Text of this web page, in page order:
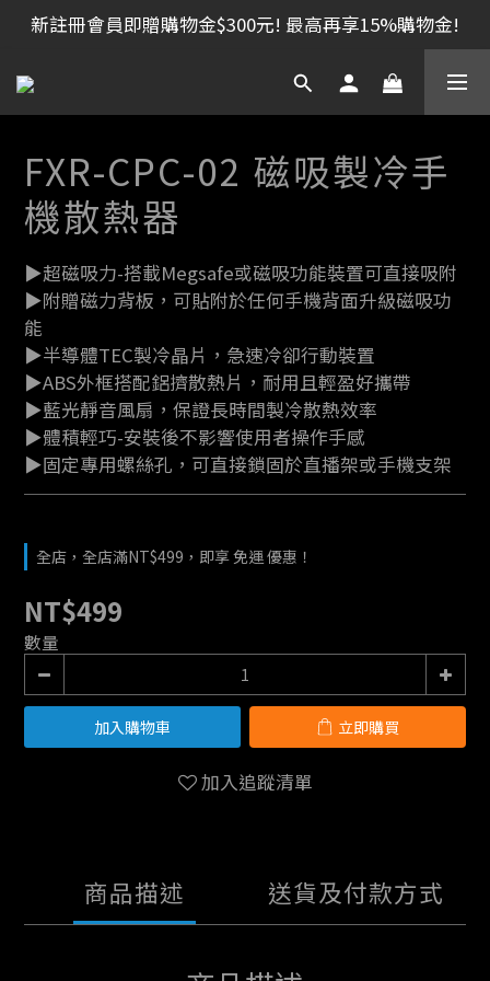
新註冊會員即贈購物金$300元! 最高再享15%購物金!
FXR-CPC-02 磁吸製冷手
機散熱器
▶超磁吸力-搭載Megsafe或磁吸功能裝置可直接吸附
▶附贈磁力背板，可貼附於任何手機背面升級磁吸功
能
▶半導體TEC製冷晶片，急速冷卻行動裝置
▶ABS外框搭配鋁擠散熱片，耐用且輕盈好攜帶
▶藍光靜音風扇，保證長時間製冷散熱效率
▶體積輕巧-安裝後不影響使用者操作手感
▶固定專用螺絲孔，可直接鎖固於直播架或手機支架
全店，全店滿NT$499，即享 免運 優惠！
NT$499
數量
加入購物車 立即購買
加入追蹤清單
商品描述 送貨及付款方式